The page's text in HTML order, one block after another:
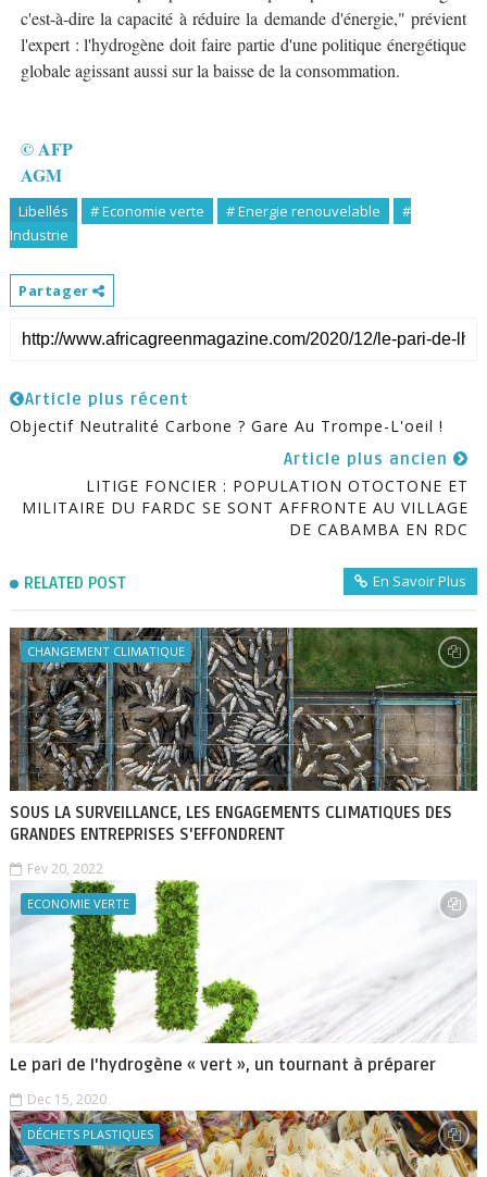
c'est-à-dire la capacité à réduire la demande d'énergie," prévient
l'expert : l'hydrogène doit faire partie d'une politique énergétique
globale agissant aussi sur la baisse de la consommation.
© AFP
AGM
Libellés # Economie verte # Energie renouvelable
#
Industrie
Partager
Article plus récent
Objectif Neutralité Carbone ? Gare Au Trompe-L'oeil !
Article plus ancien
LITIGE FONCIER : POPULATION OTOCTONE ET
MILITAIRE DU FARDC SE SONT AFFRONTE AU VILLAGE
DE CABAMBA EN RDC
RELATED POST En Savoir Plus
CHANGEMENT CLIMATIQUE
SOUS LA SURVEILLANCE, LES ENGAGEMENTS CLIMATIQUES DES
GRANDES ENTREPRISES S'EFFONDRENT
Fev 20, 2022
ECONOMIE VERTE
Le pari de l'hydrogène « vert », un tournant à préparer
Dec 15, 2020
DÉCHETS PLASTIQUES